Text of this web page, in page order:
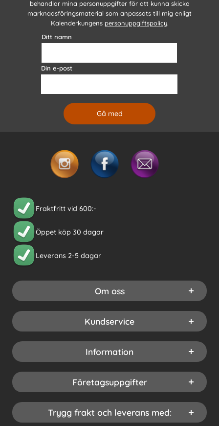
behandlar mina personuppgifter för att kunna skicka
marknadsföringsmaterial som anpassats till mig enligt
Kalenderkungens personuppgiftspolicy.
Ditt namn
Din e-post
Fraktfritt vid 600:-
Öppet köp 30 dagar
Leverans 2-5 dagar
Om oss
Kundservice
Information
Företagsuppgifter
Trygg frakt och leverans med: